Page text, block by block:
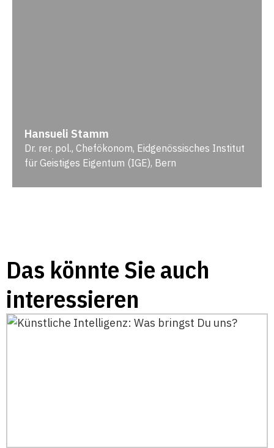
Hansueli Stamm
Dr. rer. pol., Chefökonom, Eidgenössisches Institut
für Geistiges Eigentum (IGE), Bern
Das könnte Sie auch
interessieren